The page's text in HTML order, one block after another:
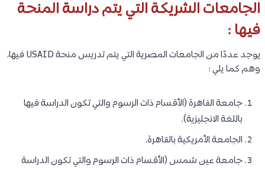
الجامعات الشريكة التي يتم دراسة المنحة
فيها :
يوجد عددًا من الجامعات المصرية التي يتم تدريس منحة USAID فيها،
وهم كما يلي :
جامعة القاهرة (الأقسام ذات الرسوم والتي تكون الدراسة فيها
باللغة الانجليزية).
الجامعة الأمريكية بالقاهرة.
جامعة عين شمس (الأقسام ذات الرسوم والتي تكون الدراسة